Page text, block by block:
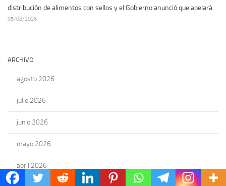
distribución de alimentos con sellos y el Gobierno anunció que apelará
05/08/2026
ARCHIVO
agosto 2026
julio 2026
junio 2026
mayo 2026
abril 2026